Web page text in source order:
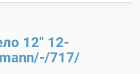
12″ 12-
717/